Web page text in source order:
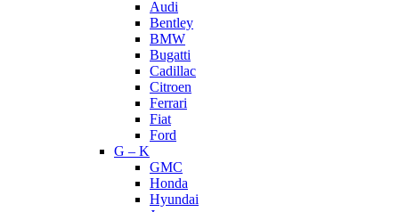
Audi
Bentley
BMW
Bugatti
Cadillac
Citroen
Ferrari
Fiat
Ford
G – K
GMC
Honda
Hyundai